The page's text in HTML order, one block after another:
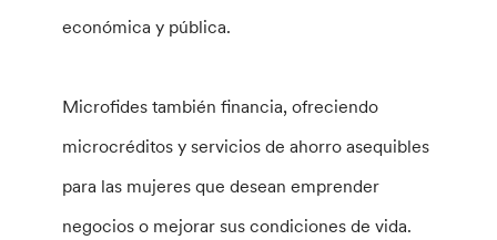
económica y pública.
Microfides también financia, ofreciendo
microcréditos y servicios de ahorro asequibles
para las mujeres que desean emprender
negocios o mejorar sus condiciones de vida.